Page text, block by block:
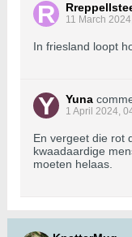
11 March
In friesland loopt
Yuna
1 April 2024,
En vergeet die rot
kwaadaardige
moeten helaas.